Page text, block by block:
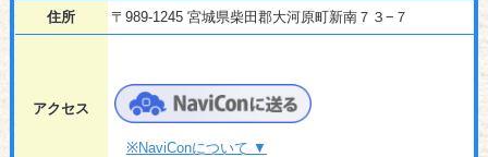
住所 〒989-1245 宮城県柴田郡大河原町新南７３−７
アクセス
※NaviConについて ▼